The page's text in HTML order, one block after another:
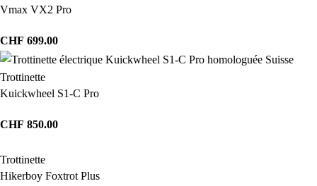
Vmax VX2 Pro
CHF 699.00
Trottinette
Kuickwheel S1-C Pro
CHF 850.00
Trottinette
Hikerboy Foxtrot Plus